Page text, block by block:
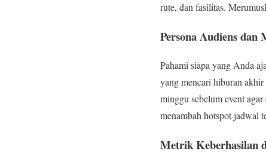
rute, dan fasilitas.
Persona Audiens dan
Pahami siapa yang Anda
yang mencari hiburan
minggu sebelum event
menambah hotspot jadwal
Metrik Keberhasilan